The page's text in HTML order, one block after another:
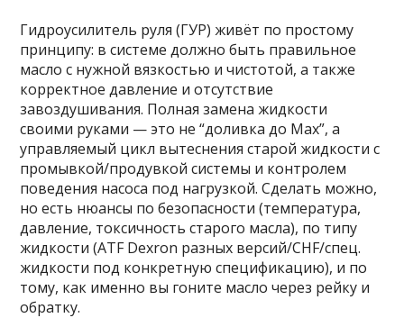
Гидроусилитель руля (ГУР) живёт по простому
принципу: в системе должно быть правильное
масло с нужной вязкостью и чистотой, а также
корректное давление и отсутствие
завоздушивания. Полная замена жидкости
своими руками — это не “доливка до Max”, а
управляемый цикл вытеснения старой жидкости с
промывкой/продувкой системы и контролем
поведения насоса под нагрузкой. Сделать можно,
но есть нюансы по безопасности (температура,
давление, токсичность старого масла), по типу
жидкости (ATF Dexron разных версий/CHF/спец.
жидкости под конкретную спецификацию), и по
тому, как именно вы гоните масло через рейку и
обратку.